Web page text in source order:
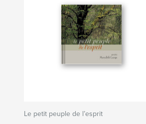
Le petit peuple de l’esprit